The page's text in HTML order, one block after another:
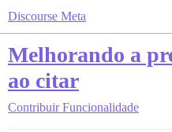
Discourse Meta
Melhorando a
ao citar
Contribuir Funcionalidade